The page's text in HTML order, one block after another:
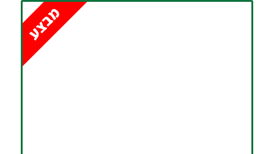
מבצע